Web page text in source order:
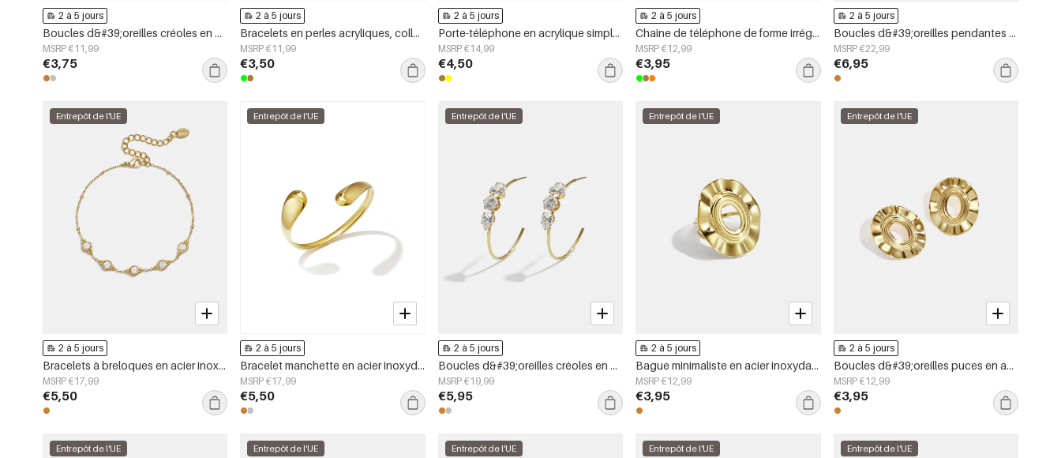
2 à 5 jours
Boucles d&#39;oreilles créoles en acier inoxydable, style croix, collection simple, bijoux pour femmes
MSRP €11,99
€3,75
2 à 5 jours
Bracelets en perles acryliques, collection décontractée et simple pour femmes
MSRP €11,99
€3,50
2 à 5 jours
Porte-téléphone en acrylique simple, forme géométrique, accessoire du quotidien
MSRP €14,99
€4,50
2 à 5 jours
Chaîne de téléphone de forme irrégulière, simple, en acrylique, accessoire du quotidien
MSRP €12,99
€3,95
2 à 5 jours
Boucles d&#39;oreilles pendantes en acier inoxydable, chaîne élégante, collection luxueuse pour femmes, idéales pour les fêtes et les soirées.
MSRP €22,99
€6,95
Entrepôt de l'UE
2 à 5 jours
Bracelets à breloques en acier inoxydable, forme géométrique, collection Simple Daily Simple, bijoux pour femmes
MSRP €17,99
€5,50
Entrepôt de l'UE
2 à 5 jours
Bracelet manchette en acier inoxydable, forme irrégulière, collection Simple Daily Simple, bijoux pour femmes
MSRP €17,99
€5,50
Entrepôt de l'UE
2 à 5 jours
Boucles d&#39;oreilles créoles en acier inoxydable, style simple et quotidien, collection de bijoux pour femmes
MSRP €19,99
€5,95
Entrepôt de l'UE
2 à 5 jours
Bague minimaliste en acier inoxydable, forme irrégulière, collection Simple Daily Simple, bijoux pour femmes
MSRP €12,99
€3,95
Entrepôt de l'UE
2 à 5 jours
Boucles d&#39;oreilles puces en acier inoxydable, forme irrégulière, collection Simple Daily Simple, bijoux pour femmes
MSRP €12,99
€3,95
Entrepôt de l'UE Entrepôt de l'UE Entrepôt de l'UE Entrepôt de l'UE Entrepôt de l'UE